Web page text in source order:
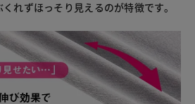
れずほっそり見えるのが特徴です。